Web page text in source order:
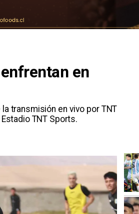
en
transmisión en vivo por TNT
TNT Sports.